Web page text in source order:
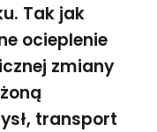
Tak jak
ocieplenie
zmiany
transport